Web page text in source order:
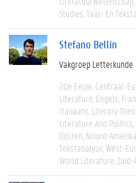
Studies Taal- En
Stefano Bellin
Vakgroep Letterkunde
20e Eeuw Centraal-
Literature Engels
Italiaans Literary
Literature And Politics
Oosten Noord-Amerika
Tekstanalyse West-
World Literature